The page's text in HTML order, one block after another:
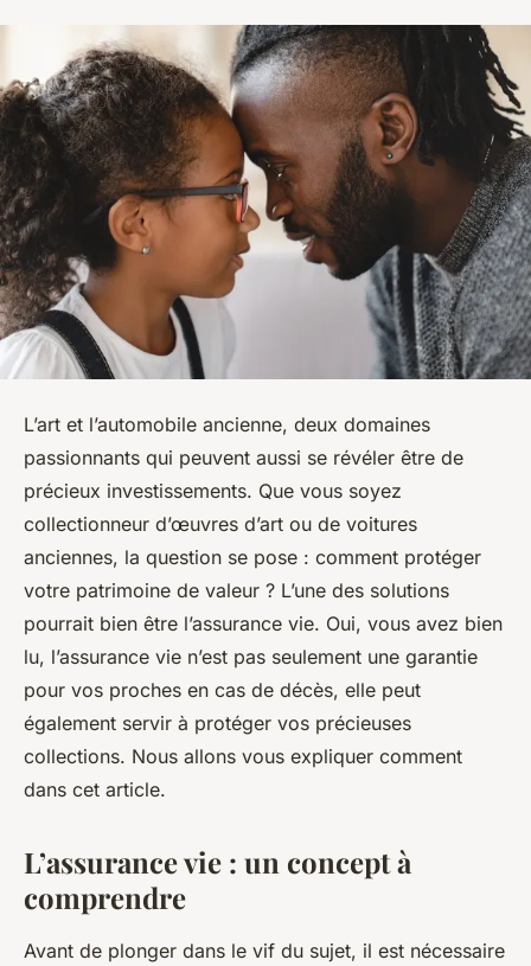
L’art et l’automobile ancienne, deux domaines
passionnants qui peuvent aussi se révéler être de
précieux investissements. Que vous soyez
collectionneur d’œuvres d’art ou de voitures
anciennes, la question se pose : comment protéger
votre patrimoine de valeur ? L’une des solutions
pourrait bien être l’assurance vie. Oui, vous avez bien
lu, l’assurance vie n’est pas seulement une garantie
pour vos proches en cas de décès, elle peut
également servir à protéger vos précieuses
collections. Nous allons vous expliquer comment
dans cet article.
L’assurance vie : un concept à
comprendre
Avant de plonger dans le vif du sujet, il est nécessaire